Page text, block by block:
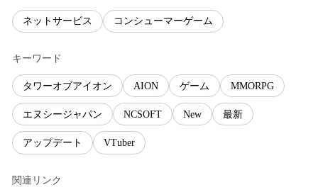
ネットサービス コンシューマーゲーム
キーワード
タワーオブアイオン AION ゲーム MMORPG
エヌシージャパン NCSOFT New 最新
アップデート VTuber
関連リンク